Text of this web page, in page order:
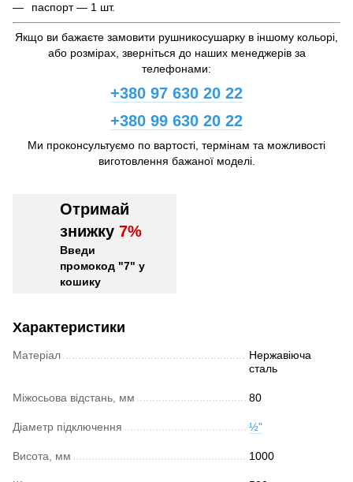
паспорт — 1 шт.
Якщо ви бажаєте замовити рушникосушарку в іншому кольорі,
або розмірах, зверніться до наших менеджерів за
телефонами:
+380 97 630 20 22
+380 99 630 20 22
Ми проконсультуємо по вартості, термінам та можливості
виготовлення бажаної моделі.
Отримай
знижку 7%
Введи
промокод "7" у
кошику
Характеристики
Матеріал
Нержавіюча
сталь
Міжосьова відстань, мм 80
Діаметр підключення ½"
Висота, мм 1000